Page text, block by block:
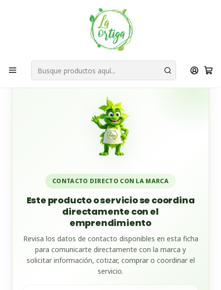
Bienvenid@s a quienes quieren un planeta más verde...
Nuestra Misión
Productos Cuidado Personal
Desodorante y Antitranspirante
🌿 Desodorante Sólido Natural – Amuyu Ecocosmética 🧼
CONTACTO DIRECTO CON LA MARCA
Este producto o servicio se coordina
directamente con el
emprendimiento
Revisa los datos de contacto disponibles en esta ficha
para comunicarte directamente con la marca y
solicitar información, cotizar, comprar o coordinar el
servicio.